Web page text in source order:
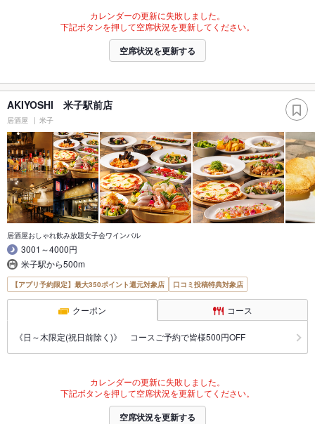
カレンダーの更新に失敗しました。
下記ボタンを押して空席状況を更新してください。
空席状況を更新する
AKIYOSHI 米子駅前店
居酒屋 米子
居酒屋おしゃれ飲み放題女子会ワインバル
3001～4000円
米子駅から500m
【アプリ予約限定】最大350ポイント還元対象店 口コミ投稿特典対象店
クーポン コース
《日～木限定(祝日前除く)》 コースご予約で皆様500円OFF
カレンダーの更新に失敗しました。
下記ボタンを押して空席状況を更新してください。
空席状況を更新する